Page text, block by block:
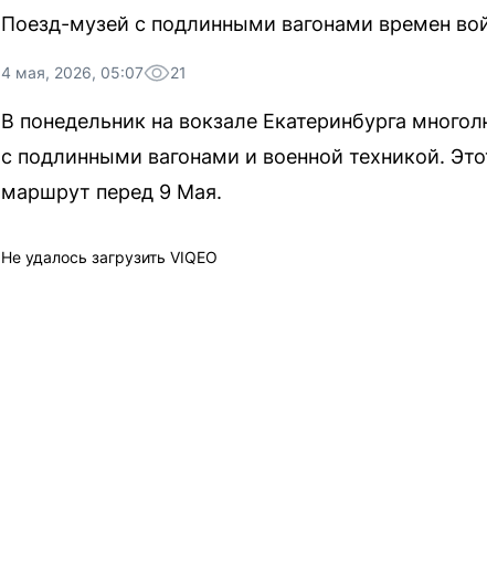
Поезд-музей с подлинными вагонами времен
4 мая, 2026, 05:07 21
В понедельник на вокзале Екатеринбурга
с подлинными вагонами и военной техникой.
маршрут перед 9 Мая.
Не удалось загрузить VIQEO